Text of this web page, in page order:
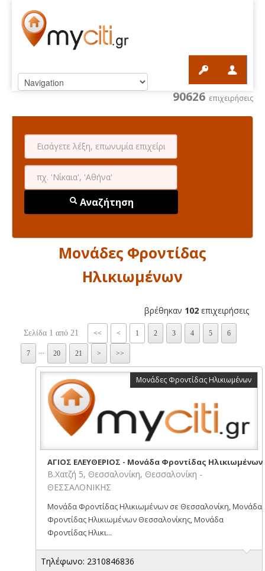
90626 επιχειρήσεις
Αναζήτηση
Μονάδες Φροντίδας
Ηλικιωμένων
βρέθηκαν 102 επιχειρήσεις
Σελίδα 1 από 21 << < 1 2 3 4 5 6
7 20 21 > >>
Μονάδες Φροντίδας Ηλικιωμένων
ΑΓΙΟΣ ΕΛΕΥΘΕΡΙΟΣ - Μονάδα Φροντίδας Ηλικιωμένων
Β.Χατζή 5, Θεσσαλονίκη, Θεσσαλονίκη -
ΘΕΣΣΑΛΟΝΙΚΗΣ
Μονάδα Φροντίδας Ηλικιωμένων σε Θεσσαλονίκη, Μονάδα
Φροντίδας Ηλικιωμένων Θεσσαλονίκης, Μονάδα
Φροντίδας Ηλικι...
Τηλέφωνο: 2310846836